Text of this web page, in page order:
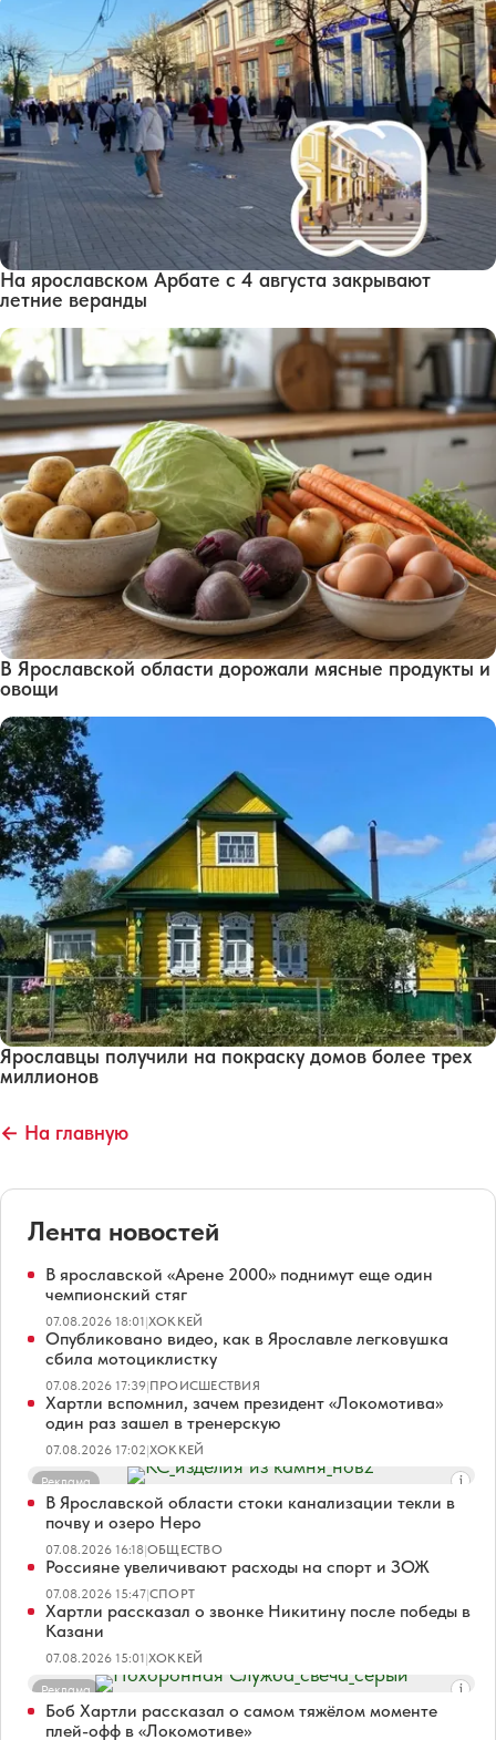
На ярославском Арбате с 4 августа закрывают
летние веранды
В Ярославской области дорожали мясные продукты и
овощи
Ярославцы получили на покраску домов более трех
миллионов
← На главную
Лента новостей
В ярославской «Арене 2000» поднимут еще один
чемпионский стяг
07.08.2026 18:01|ХОККЕЙ
Опубликовано видео, как в Ярославле легковушка
сбила мотоциклистку
07.08.2026 17:39|ПРОИСШЕСТВИЯ
Хартли вспомнил, зачем президент «Локомотива»
один раз зашел в тренерскую
07.08.2026 17:02|ХОККЕЙ
Реклама
В Ярославской области стоки канализации текли в
почву и озеро Неро
07.08.2026 16:18|ОБЩЕСТВО
Россияне увеличивают расходы на спорт и ЗОЖ
07.08.2026 15:47|СПОРТ
Хартли рассказал о звонке Никитину после победы в
Казани
07.08.2026 15:01|ХОККЕЙ
Реклама
Боб Хартли рассказал о самом тяжёлом моменте
плей-офф в «Локомотиве»